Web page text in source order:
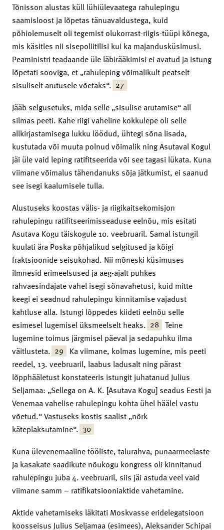
Tõnisson alustas küll lühiülevaatega rahulepingu
saamisloost ja lõpetas tänuavaldustega, kuid
põhiolemuselt oli tegemist olukorrast-riigis-tüüpi kõnega,
mis käsitles nii sisepoliitilisi kui ka majandusküsimusi.
Peaministri teadaande üle läbirääkimisi ei avatud ja istung
lõpetati sooviga, et „rahuleping võimalikult peatselt
sisuliselt arutusele võetaks“. 27
Jääb selgusetuks, mida selle „sisulise arutamise“ all
silmas peeti. Kahe riigi vaheline kokkulepe oli selle
allkirjastamisega lukku löödud, ühtegi sõna lisada,
kustutada või muuta polnud võimalik ning Asutaval Kogul
jäi üle vaid leping ratifitseerida või see tagasi lükata. Kuna
viimane võimalus tähendanuks sõja jätkumist, ei saanud
see isegi kaalumisele tulla.
Alustuseks koostas välis- ja riigikaitsekomisjon
rahulepingu ratifitseerimisseaduse eelnõu, mis esitati
Asutava Kogu täiskogule 10. veebruaril. Samal istungil
kuulati ära Poska põhjalikud selgitused ja kõigi
fraktsioonide seisukohad. Nii mõneski küsimuses
ilmnesid erimeelsused ja aeg-ajalt puhkes
rahvaesindajate vahel isegi sõnavahetusi, kuid mitte
keegi ei seadnud rahulepingu kinnitamise vajadust
kahtluse alla. Istungi lõppedes kiideti eelnõu selle
esimesel lugemisel üksmeelselt heaks. 28 Teine
lugemine toimus järgmisel päeval ja sedapuhku ilma
väitlusteta. 29 Ka viimane, kolmas lugemine, mis peeti
reedel, 13. veebruaril, laabus ladusalt ning pärast
lõpphääletust konstateeris istungit juhatanud Julius
Seljamaa: „Sellega on A. K. [Asutava Kogu] seadus Eesti ja
Venemaa vahelise rahulepingu kohta ühel häälel vastu
võetud.“ Vastuseks kostis saalist „nõrk
käteplaksutamine“. 30
Kuna ülevenemaaline tööliste, talurahva, punaarmeelaste
ja kasakate saadikute nõukogu kongress oli kinnitanud
rahulepingu juba 4. veebruaril, siis jäi astuda veel vaid
viimane samm – ratifikatsiooniaktide vahetamine.
Aktide vahetamiseks läkitati Moskvasse eridelegatsioon
koosseisus Julius Seljamaa (esimees), Aleksander Schipai